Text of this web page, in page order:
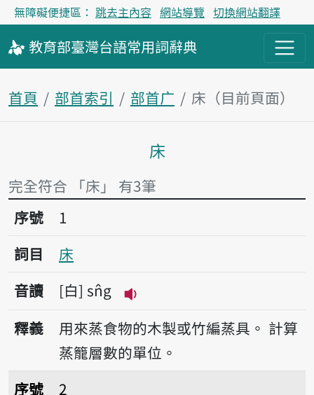
無障礙便捷區： 跳去主內容 網站導覽 切換網站翻譯
教育部臺灣台語常用詞辭典
首頁 部首索引 部首广 床（目前頁面）
主內容區塊
床
完全符合 「床」 有3筆
序號1床
序號
1
詞目
床
音讀
白 sn̂g
播放音讀sn̂g
釋義 用來蒸食物的木製或竹編蒸具。 計算
蒸籠層數的單位。
序號2床
序號
2